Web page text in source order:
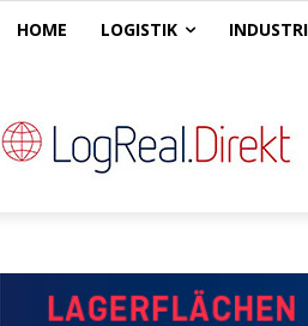
HOME LOGISTIK